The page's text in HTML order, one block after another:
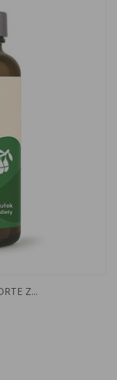
Z...